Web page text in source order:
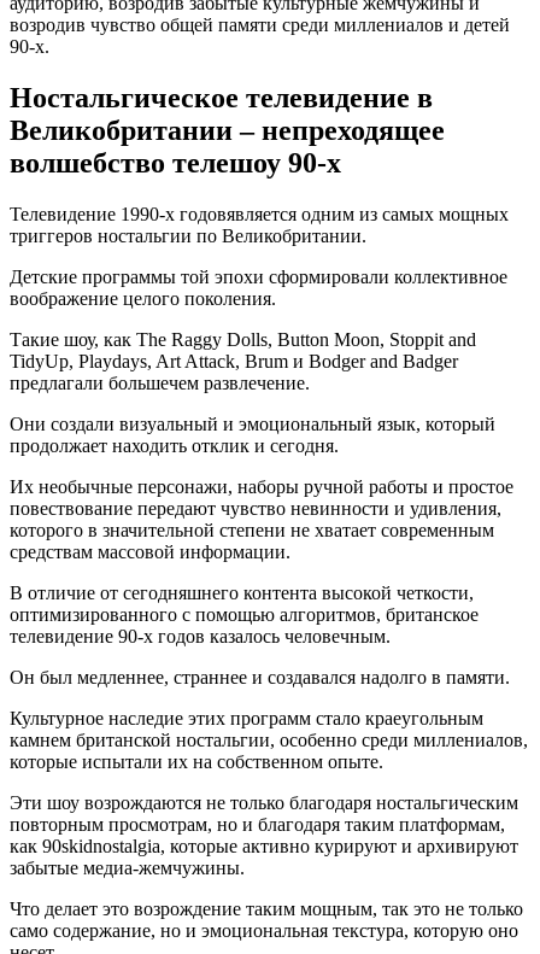
возродив чувство общей памяти среди миллениалов и детей
90-х.
Ностальгическое телевидение в
Великобритании – непреходящее
волшебство телешоу 90-х
Телевидение 1990-х годовявляется одним из самых мощных
триггеров ностальгии по Великобритании.
Детские программы той эпохи сформировали коллективное
воображение целого поколения.
Такие шоу, как The Raggy Dolls, Button Moon, Stoppit and
TidyUp, Playdays, Art Attack, Brum и Bodger and Badger
предлагали большечем развлечение.
Они создали визуальный и эмоциональный язык, который
продолжает находить отклик и сегодня.
Их необычные персонажи, наборы ручной работы и простое
повествование передают чувство невинности и удивления,
которого в значительной степени не хватает современным
средствам массовой информации.
В отличие от сегодняшнего контента высокой четкости,
оптимизированного с помощью алгоритмов, британское
телевидение 90-х годов казалось человечным.
Он был медленнее, страннее и создавался надолго в памяти.
Культурное наследие этих программ стало краеугольным
камнем британской ностальгии, особенно среди миллениалов,
которые испытали их на собственном опыте.
Эти шоу возрождаются не только благодаря ностальгическим
повторным просмотрам, но и благодаря таким платформам,
как 90skidnostalgia, которые активно курируют и архивируют
забытые медиа-жемчужины.
Что делает это возрождение таким мощным, так это не только
само содержание, но и эмоциональная текстура, которую оно